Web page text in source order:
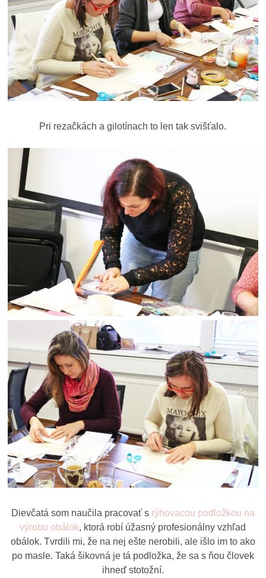
Pri rezačkách a gilotínach to len tak svišťalo.
Dievčatá som naučila pracovať s rýhovacou podložkou na
výrobu obálok, ktorá robí úžasný profesionálny vzhľad
obálok. Tvrdili mi, že na nej ešte nerobili, ale išlo im to ako
po masle. Taká šikovná je tá podložka, že sa s ňou človek
ihneď stotožní.